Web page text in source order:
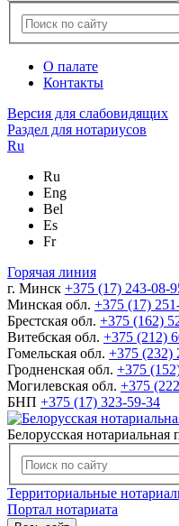
О палате
Контакты
Версия для слабовидящих
Раздел для нотариусов
Ru
Ru
Eng
Bel
Es
Fr
Горячая линия
г. Минск +375 (17) 243-08-
Минская обл. +375 (17)
Брестская обл. +375 (162)
Витебская обл. +375 (212)
Гомельская обл. +375 (232)
Гродненская обл. +375
Могилевская обл. +375
БНП +375 (17) 323-59-34
Белорусская нотариальная
Территориальные
Портал нотариата